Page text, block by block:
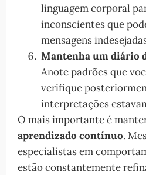
linguagem corporal
inconscientes que
mensagens
Mantenha um diário
Anote padrões que
verifique
interpretações
O mais importante é
aprendizado contínuo.
especialistas em
estão constantemente